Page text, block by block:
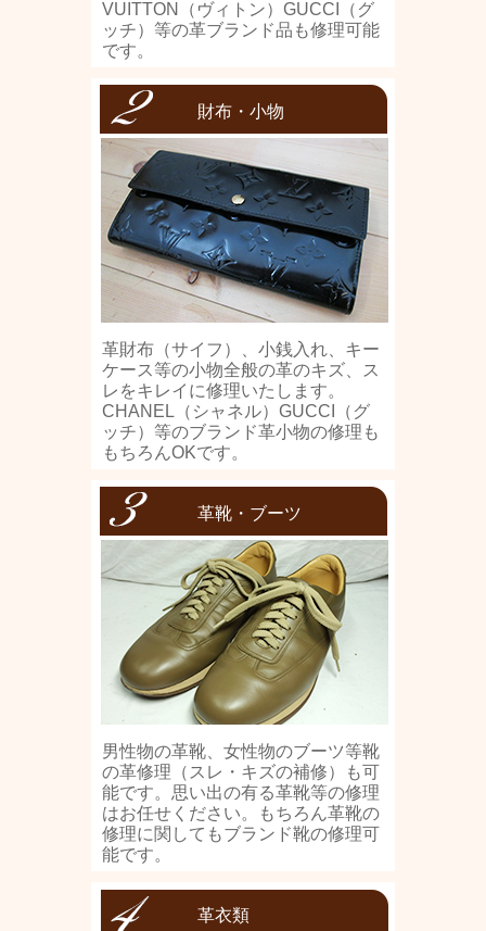
VUITTON（ヴィトン）GUCCI（グ
ッチ）等の革ブランド品も修理可能
です。
財布・小物
革財布（サイフ）、小銭入れ、キー
ケース等の小物全般の革のキズ、ス
レをキレイに修理いたします。
CHANEL（シャネル）GUCCI（グ
ッチ）等のブランド革小物の修理も
もちろんOKです。
革靴・ブーツ
男性物の革靴、女性物のブーツ等靴
の革修理（スレ・キズの補修）も可
能です。思い出の有る革靴等の修理
はお任せください。もちろん革靴の
修理に関してもブランド靴の修理可
能です。
革衣類